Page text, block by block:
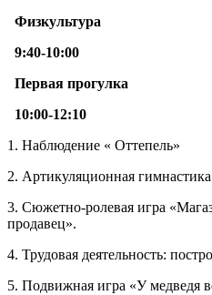
Физкультура
9:40-10:00
Первая прогулка
10:00-12:10
1. Наблюдение « Оттепель»
2. Артикуляционная
3. Сюжетно-ролевая игра
продавец».
4. Трудовая деятельность:
5. Подвижная игра «У медведя